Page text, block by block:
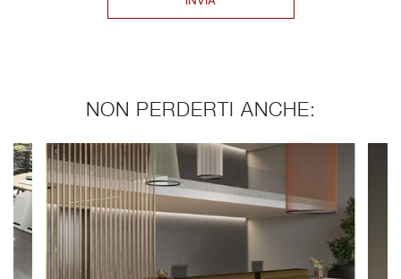
NON PERDERTI ANCHE: